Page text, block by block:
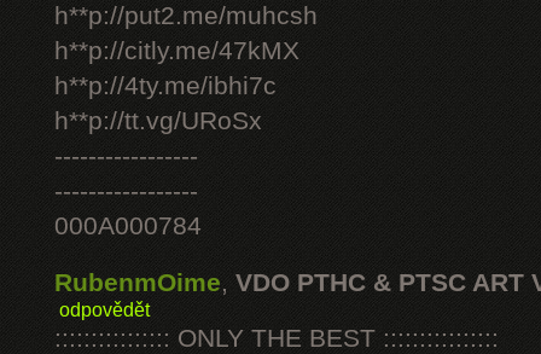
h**p://put2.me/muhcsh
h**p://citly.me/47kMX
h**p://4ty.me/ibhi7c
h**p://tt.vg/URoSx
-----------------
-----------------
000A000784
RubenmOime, VDO PTHC & PTSC ART
odpovědět
:::::::::::::::: ONLY THE BEST ::::::::::::::::